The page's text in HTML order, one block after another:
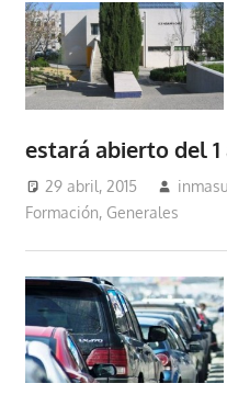
estará abierto del
29 abril, 2015
Formación, Generales